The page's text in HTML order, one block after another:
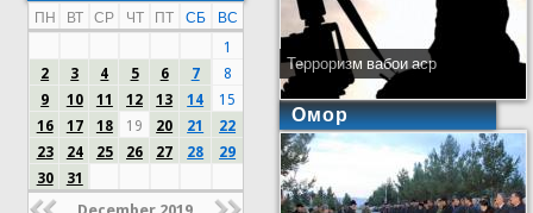
ПН ВТ СР ЧТ ПТ СБ
ВС
1
2
3 4 5 6 7
8
9
10 11 12 13 14
15
16
17 18 19 20 21
22
23
24 25 26 27 28
29
30
31
Терроризм вабои аср
Омор